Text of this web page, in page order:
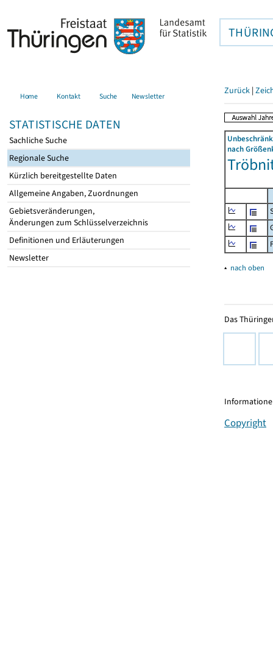
Home Kontakt Suche Newsletter
STATISTISCHE DATEN
Sachliche Suche
Regionale Suche
Kürzlich bereitgestellte Daten
Allgemeine Angaben, Zuordnungen
Gebietsveränderungen,
Änderungen zum Schlüsselverzeichnis
Definitionen und Erläuterungen
Newsletter
Zurück |
nach
▴ nach oben
Das
Copyright